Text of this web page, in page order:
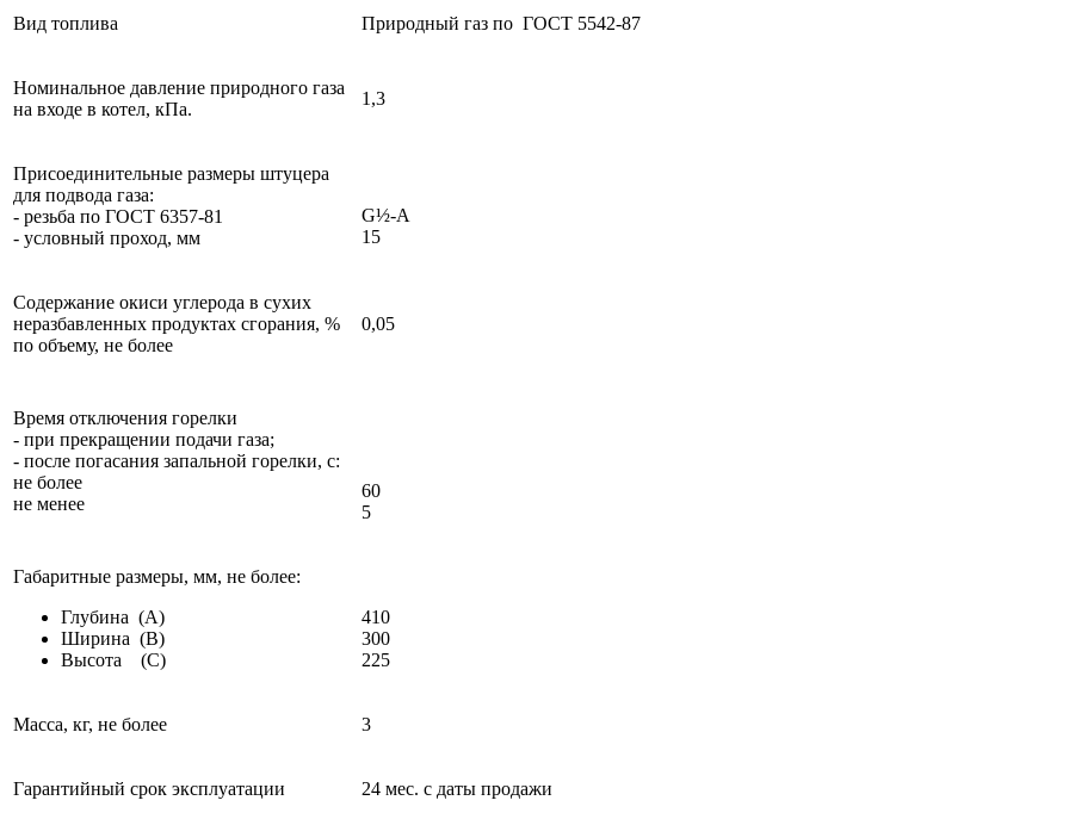
Вид топлива Природный газ по ГОСТ 5542-87
Номинальное давление природного газа
на входе в котел, кПа.
1,3
Присоединительные размеры штуцера
для подвода газа:
- резьба по ГОСТ 6357-81
- условный проход, мм
G½-А
15
Содержание окиси углерода в сухих
неразбавленных продуктах сгорания, %
по объему, не более
0,05
Время отключения горелки
- при прекращении подачи газа;
- после погасания запальной горелки, с:
не более
не менее
60
5
Габаритные размеры, мм, не более:
Глубина (A)
Ширина (B)
Высота (C)
410
300
225
Масса, кг, не более 3
Гарантийный срок эксплуатации 24 мес. с даты продажи